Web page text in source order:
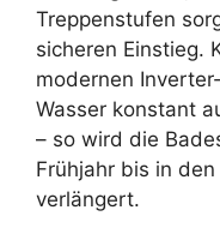
Treppenstufen
sicheren Einstieg.
modernen
Wasser konstant
– so wird die
Frühjahr bis in
verlängert.